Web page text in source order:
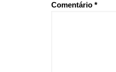
Comentário *